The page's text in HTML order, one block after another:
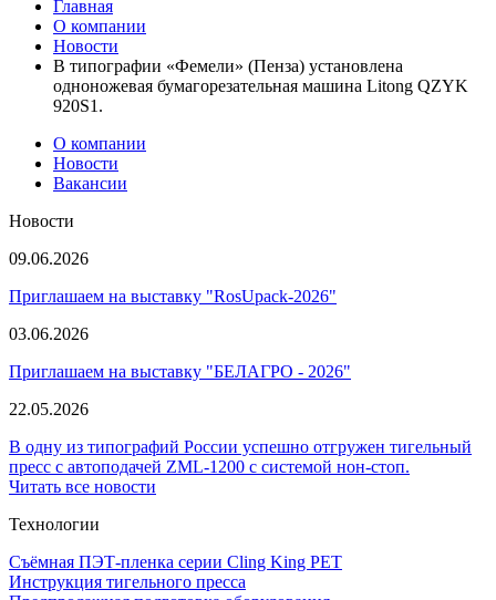
Главная
О компании
Новости
В типографии «Фемели» (Пенза) установлена
одноножевая бумагорезательная машина Litong QZYK
920S1.
О компании
Новости
Вакансии
Новости
09.06.2026
Приглашаем на выставку "RosUpack-2026"
03.06.2026
Приглашаем на выставку "БЕЛАГРО - 2026"
22.05.2026
В одну из типографий России успешно отгружен тигельный
пресс с автоподачей ZML-1200 с системой нон-стоп.
Читать все новости
Технологии
Съёмная ПЭТ-пленка серии Cling King PET
Инструкция тигельного пресса